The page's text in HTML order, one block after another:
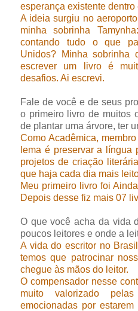
esperança existente dentro
A ideia surgiu no
minha sobrinha
contando tudo o que
Unidos? Minha sobrinha
escrever um livro é
desafios. Ai escrevi.
Fale de você e de seus
o primeiro livro de muitos
de plantar uma árvore, ter
Como Acadêmica,
lema é preservar a língua
projetos de criação
que haja cada dia mais
Meu primeiro livro foi
Depois desse fiz mais 07
O que você acha da vida
poucos leitores e onde a
A vida do escritor no
temos que patrocinar
chegue às mãos do leitor.
O compensador nesse
muito valorizado
emocionadas por